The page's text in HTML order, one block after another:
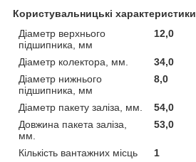
Користувальницькі характеристики
Діаметр верхнього
підшипника, мм
12,0
Діаметр колектора, мм.
34,0
Діаметр нижнього
підшипника, мм
8,0
Діаметр пакету заліза, мм.
54,0
Довжина пакета заліза,
мм.
53,0
Кількість вантажних місць
1